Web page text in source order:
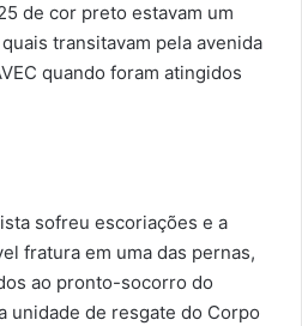
de cor preto estavam um
transitavam pela avenida
quando foram atingidos
sofreu escoriações e a
fratura em uma das pernas,
ao pronto-socorro do
unidade de resgate do Corpo